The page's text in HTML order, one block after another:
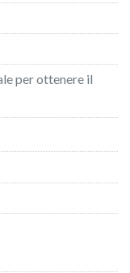
per ottenere il